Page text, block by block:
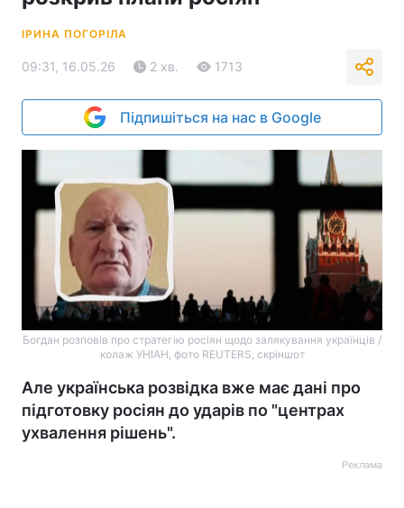
ІРИНА ПОГОРІЛА
09:31, 16.05.26 2 хв. 1713
Підпишіться на нас в Google
Богдан розповів про стратегію росіян щодо залякування українців /
колаж УНІАН, фото REUTERS, скріншот
Але українська розвідка вже має дані про
підготовку росіян до ударів по "центрах
ухвалення рішень".
Реклама